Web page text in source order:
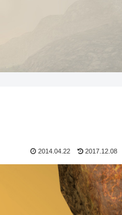
2014.04.22 2017.12.08